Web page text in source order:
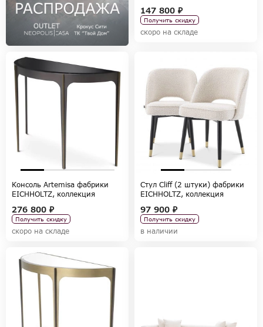
147 800 ₽
Получить скидку
скоро на складе
Консоль Artemisa фабрики
EICHHOLTZ, коллекция
276 800 ₽
Получить скидку
скоро на складе
Стул Cliff (2 штуки) фабрики
EICHHOLTZ, коллекция
97 900 ₽
Получить скидку
в наличии